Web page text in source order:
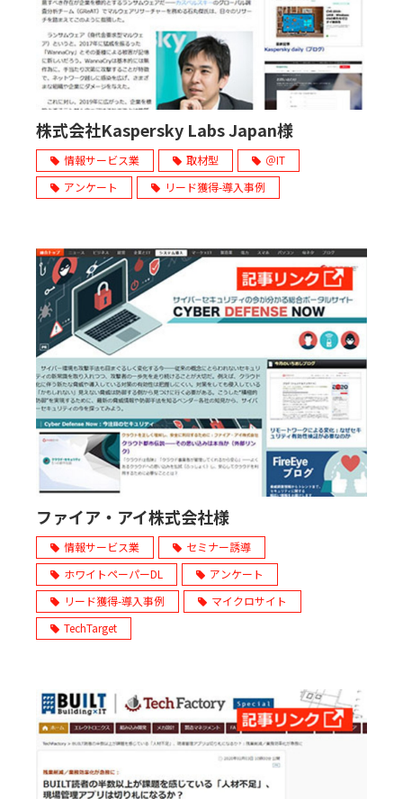
株式会社Kaspersky Labs Japan様
情報サービス業 取材型
＠IT
アンケート
リード獲得-導入事例
ファイア・アイ株式会社様
情報サービス業
セミナー誘導
ホワイトペーパーDL
アンケート
リード獲得-導入事例
マイクロサイト
TechTarget